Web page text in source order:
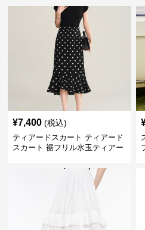
¥7,400 (税込)
ティアードスカート ティアード
スカート 裾フリル水玉ティアー